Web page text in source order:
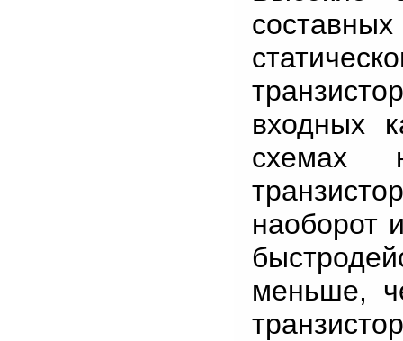
входных
схемах
наоборот
меньше,